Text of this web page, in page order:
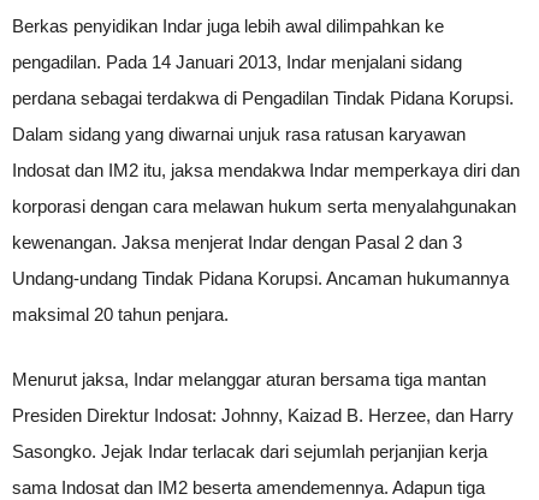
Berkas penyidikan Indar juga lebih awal dilimpahkan ke
pengadilan. Pada 14 Januari 2013, Indar menjalani sidang
perdana sebagai terdakwa di Pengadilan Tindak Pidana Korupsi.
Dalam sidang yang diwarnai unjuk rasa ratusan karyawan
Indosat dan IM2 itu, jaksa mendakwa Indar memperkaya diri dan
korporasi dengan cara melawan hukum serta menyalahgunakan
kewenangan. Jaksa menjerat Indar dengan Pasal 2 dan 3
Undang-undang Tindak Pidana Korupsi. Ancaman hukumannya
maksimal 20 tahun penjara.
Menurut jaksa, Indar melanggar aturan bersama tiga mantan
Presiden Direktur Indosat: Johnny, Kaizad B. Herzee, dan Harry
Sasongko. Jejak Indar terlacak dari sejumlah perjanjian kerja
sama Indosat dan IM2 beserta amendemennya. Adapun tiga